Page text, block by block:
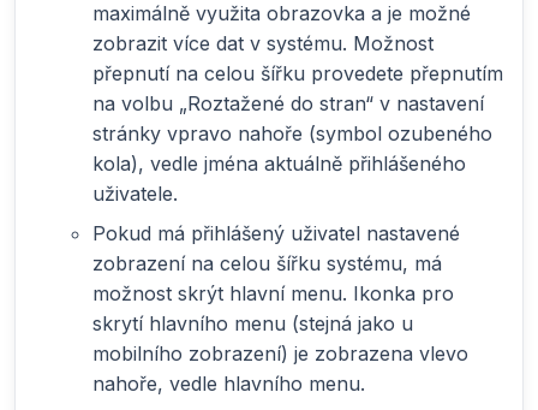
maximálně využita obrazovka a je možné
zobrazit více dat v systému. Možnost
přepnutí na celou šířku provedete přepnutím
na volbu „Roztažené do stran“ v nastavení
stránky vpravo nahoře (symbol ozubeného
kola), vedle jména aktuálně přihlášeného
uživatele.
Pokud má přihlášený uživatel nastavené
zobrazení na celou šířku systému, má
možnost skrýt hlavní menu. Ikonka pro
skrytí hlavního menu (stejná jako u
mobilního zobrazení) je zobrazena vlevo
nahoře, vedle hlavního menu.